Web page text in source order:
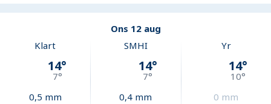
Ons 12 aug
Klart
14°
7°
0,5 mm
SMHI
14°
7°
0,4 mm
Yr
14°
10°
0 mm